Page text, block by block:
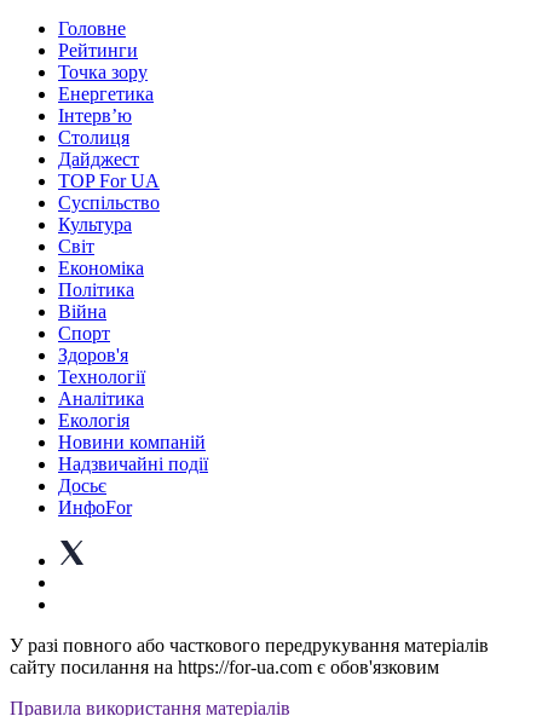
Головне
Рейтинги
Точка зору
Енергетика
Інтерв’ю
Столиця
Дайджест
TOP For UA
Суспiльство
Культура
Світ
Економіка
Політика
Війна
Спорт
Здоров'я
Технології
Аналітика
Екологія
Новини компаній
Надзвичайні події
Досьє
ИнфоFor
У разі повного або часткового передрукування матеріалів
сайту посилання на https://for-ua.com є обов'язковим
Правила використання матеріалів